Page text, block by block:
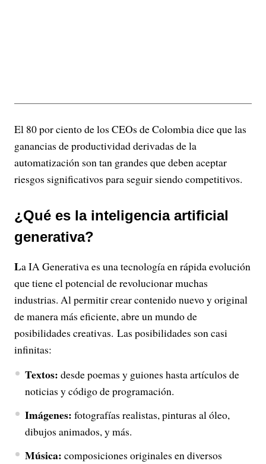
El 80 por ciento de los CEOs de Colombia dice que las
ganancias de productividad derivadas de la
automatización son tan grandes que deben aceptar
riesgos significativos para seguir siendo competitivos.
¿Qué es la inteligencia artificial
generativa?
La IA Generativa es una tecnología en rápida evolución
que tiene el potencial de revolucionar muchas
industrias. Al permitir crear contenido nuevo y original
de manera más eficiente, abre un mundo de
posibilidades creativas. Las posibilidades son casi
infinitas:
Textos: desde poemas y guiones hasta artículos de
noticias y código de programación.
Imágenes: fotografías realistas, pinturas al óleo,
dibujos animados, y más.
Música: composiciones originales en diversos